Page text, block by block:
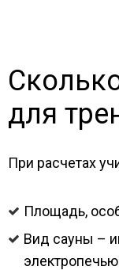
для
При расчетах
Площадь,
Вид сауны –